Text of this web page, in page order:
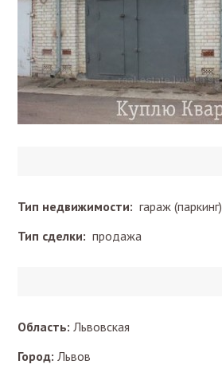
Тип недвижимости: гараж (паркинг)
Тип сделки: продажа
Область: Львовская
Город: Львов